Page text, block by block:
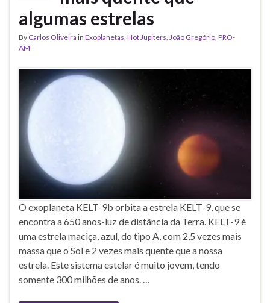
algumas estrelas
By Carlos Oliveira in Exoplanetas, Hot Jupiters, João Gregório, PRO-
AM
O exoplaneta KELT-9b orbita a estrela KELT-9, que se
encontra a 650 anos-luz de distância da Terra. KELT-9 é
uma estrela maciça, azul, do tipo A, com 2,5 vezes mais
massa que o Sol e 2 vezes mais quente que a nossa
estrela. Este sistema estelar é muito jovem, tendo
somente 300 milhões de anos. …